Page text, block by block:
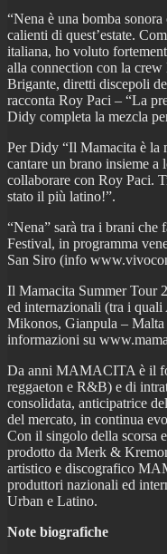
“Nena è una bomba
calienti di quest’estate.
italiana, ho voluto
alla connection con la
Brigante, diretti discepoli
racconta Roy Paci – “La
Didy completa la mezcla
Per Didy “Il Mamacita è la
cantare un brano insieme a
collaborare con Roy Paci.
stato il più latino!”.
“Nena” sarà tra i brani che
Festival, in programma
San Siro (info
Il Mamacita Summer Tour
ed internazionali (tra i
Mikonos, Gianpula –
informazioni su
Da anni MAMACITA è il
reggaeton e R&B) e di
consolidata, anticipatrice
del mercato, in continua
Con il singolo della scorsa
prodotto da Merk &
artistico e discografico
produttori nazionali ed
Urban e Latino.
Note biografiche